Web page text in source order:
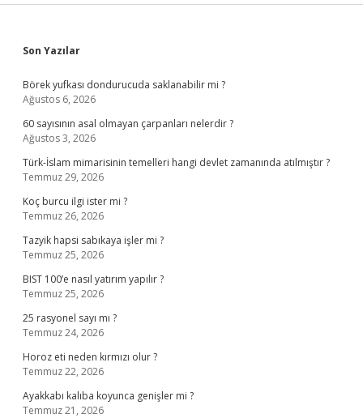
Sidebar
Son Yazılar
Börek yufkası dondurucuda saklanabilir mi ?
Ağustos 6, 2026
60 sayısının asal olmayan çarpanları nelerdir ?
Ağustos 3, 2026
Türk-İslam mimarisinin temelleri hangi devlet zamanında atılmıştır ?
Temmuz 29, 2026
Koç burcu ilgi ister mi ?
Temmuz 26, 2026
Tazyik hapsi sabıkaya işler mi ?
Temmuz 25, 2026
BIST 100’e nasıl yatırım yapılır ?
Temmuz 25, 2026
25 rasyonel sayı mı ?
Temmuz 24, 2026
Horoz eti neden kırmızı olur ?
Temmuz 22, 2026
Ayakkabı kalıba koyunca genişler mi ?
Temmuz 21, 2026